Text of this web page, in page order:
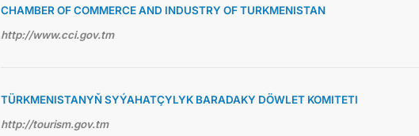
CHAMBER OF COMMERCE AND INDUSTRY OF TURKMENISTAN
http://www.cci.gov.tm
TÜRKMENISTANYŇ SYÝAHATÇYLYK BARADAKY DÖWLET KOMITETI
http://tourism.gov.tm